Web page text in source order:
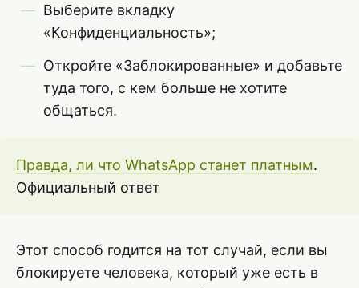
Выберите вкладку
«Конфиденциальность»;
Откройте «Заблокированные» и добавьте
туда того, с кем больше не хотите
общаться.
Правда, ли что WhatsApp станет платным.
Официальный ответ
Этот способ годится на тот случай, если вы
блокируете человека, который уже есть в